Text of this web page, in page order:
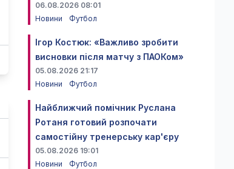
06.08.2026 08:01
Новини
Футбол
Ігор Костюк: «Важливо зробити
висновки після матчу з ПАОКом»
05.08.2026 21:17
Новини
Футбол
Найближчий помічник Руслана
Ротаня готовий розпочати
самостійну тренерську кар'єру
05.08.2026 19:01
Новини
Футбол